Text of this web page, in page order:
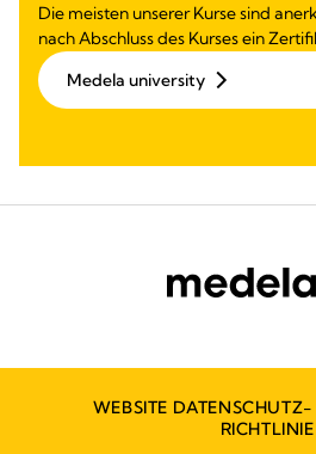
Die meisten unserer Kurse sind
nach Abschluss des Kurses ein
Medela university
WEBSITE
RICHTLINIE